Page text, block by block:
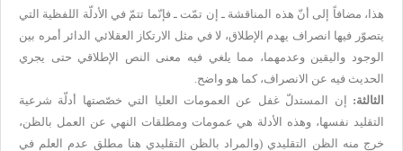
هذا، مضافاً إلى أنّ هذه المناقشة ـ إن تمّت ـ فإنّما تتمّ في الأدلّة اللفظية التي
يتصوّر فيها انصراف يهدم الإطلاق، لا في مثل الارتكاز العقلائي الدائر أمره بين
الوجود واليقين وعدمهما، مما يلغي فيه معنى النص الإطلاقي حتى يجري
الحديث فيه عن الانصراف، كما هو واضح.
الثالثة: إن المستدلّ غفل عن العمومات العليا التي خصّصتها أدلّة شرعية
التقليد نفسها، وهذه الأدلة هي عمومات ومطلقات النهي عن العمل بالظن،
خرج منه الظن التقليدي (والمراد بالظن التقليدي هنا مطلق عدم العلم في